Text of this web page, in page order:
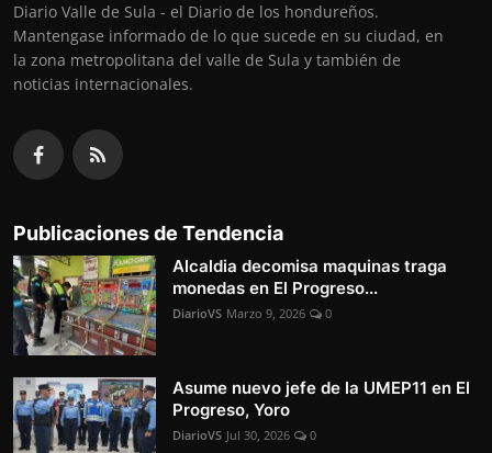
Diario Valle de Sula - el Diario de los hondureños.
Mantengase informado de lo que sucede en su ciudad, en
la zona metropolitana del valle de Sula y también de
noticias internacionales.
Publicaciones de Tendencia
Alcaldia decomisa maquinas traga
monedas en El Progreso...
DiarioVS Marzo 9, 2026 0
Asume nuevo jefe de la UMEP11 en El
Progreso, Yoro
DiarioVS Jul 30, 2026 0